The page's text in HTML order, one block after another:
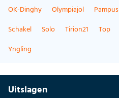
OK-Dinghy
Olympiajol Pampus
Schakel
Solo Tirion21 Top
Yngling
Uitslagen